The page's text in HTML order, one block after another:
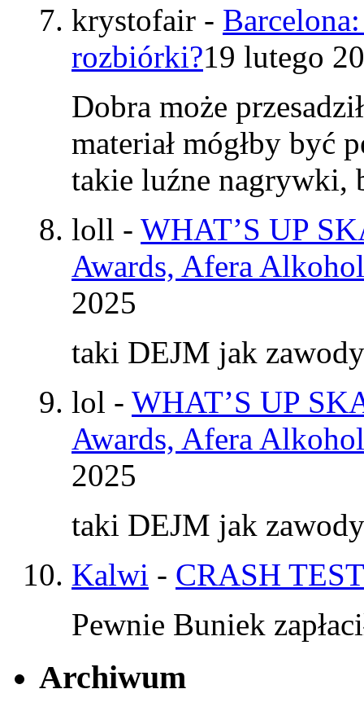
krystofair -
rozbiórki?19 lutego
Dobra może
materiał mógłby być
takie luźne nagrywki,
loll - WHAT’S UP
Awards, Afera
2025
taki DEJM jak
lol - WHAT’S UP
Awards, Afera
2025
taki DEJM jak
Kalwi - CRASH
Pewnie Buniek
Archiwum